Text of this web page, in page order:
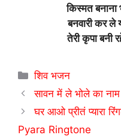
किस्मत बनाना
बनवारी कर ले
तेरी कृपा बनी
Categories
शिव भजन
सावन में ले भोले का नाम
घर आओ प्रीतं प्यारा
Pyara Ringtone